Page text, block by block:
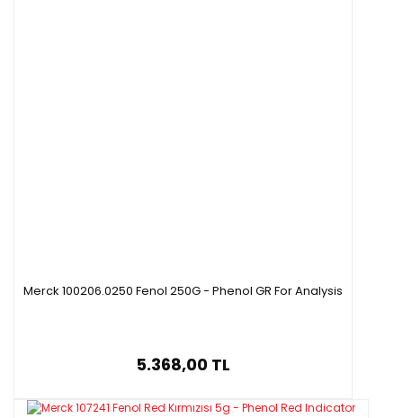
Merck 100206.0250 Fenol 250G - Phenol GR For Analysis
5.368,00 TL